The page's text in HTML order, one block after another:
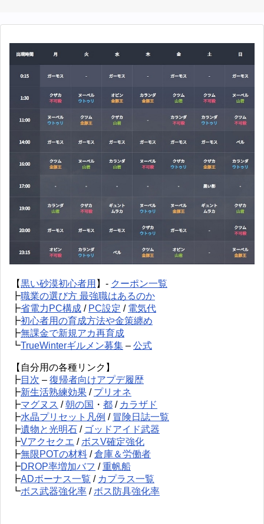
【黒い砂漠初心者用 】- クーポン一覧
┣職業の選び方 最強職はあるのか
┣省電力PC構成 / PC設定 / 電気代
┣初心者用の育成方法や金策纏め
┣無課金で新規アカ再育成
┗TrueWinterギルメン募集 – 公式
【自分用の各種リンク】
┣目次 – 復帰者向けアプデ履歴
┣新生活熟練効果 / プリオネ
┣マグヌス /朝の国 ・ 都 / カラザド
┣水晶プリセット凡例 / 冒険日誌一覧
┣遺物と光明石 / ゴッドアイド武器
┣Vアクセクエ / ボスV確定強化
┣無限POTの材料 /倉庫＆労働者
┣DROP率増加バフ /重帆船
┣ADボーナス一覧 / カプラス一覧
┗ボス武器強化率 / ボス防具強化率